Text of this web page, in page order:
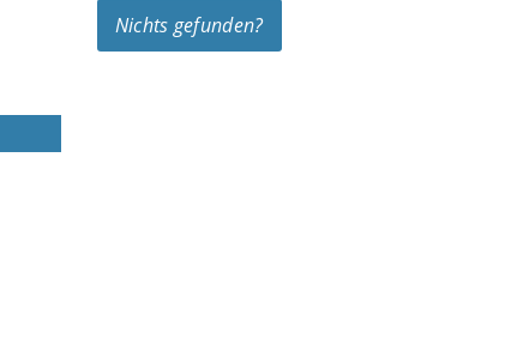
Nichts gefunden?